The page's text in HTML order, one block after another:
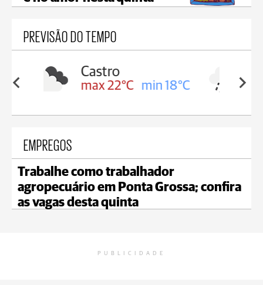
PREVISÃO DO TEMPO
18°C
Carambeí
max 21°C min 18°C
EMPREGOS
Trabalhe como trabalhador
agropecuário em Ponta Grossa; confira
as vagas desta quinta
PUBLICIDADE